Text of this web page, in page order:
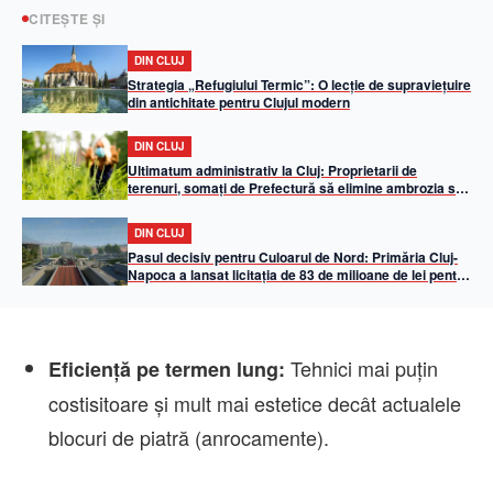
CITEȘTE ȘI
DIN CLUJ
Strategia „Refugiului Termic”: O lecție de supraviețuire
din antichitate pentru Clujul modern
DIN CLUJ
Ultimatum administrativ la Cluj: Proprietarii de
terenuri, somați de Prefectură să elimine ambrozia sub
DIN CLUJ
Pasul decisiv pentru Culoarul de Nord: Primăria Cluj-
Napoca a lansat licitația de 83 de milioane de lei pentru
Eficiență pe termen lung: Tehnici mai puțin
costisitoare și mult mai estetice decât actualele
blocuri de piatră (anrocamente).